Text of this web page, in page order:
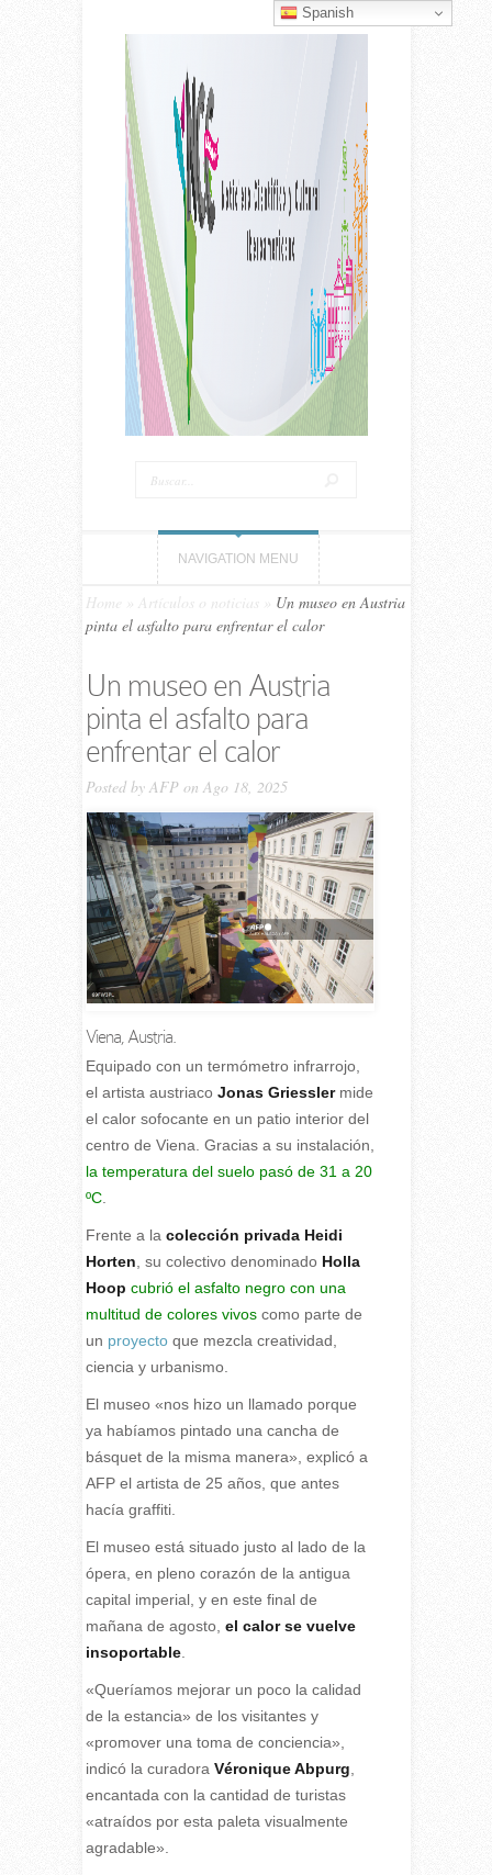
NAVIGATION MENU
Home Artículos o noticias
Un museo en Austria
pinta el asfalto para enfrentar el calor
Un museo en Austria
pinta el asfalto para
enfrentar el calor
Posted by AFPon Ago 18, 2025
Viena, Austria.
Equipado con un termómetro infrarrojo,
el artista austriaco Jonas Griesslermide
el calor sofocante en un patio interior del
centro de Viena. Gracias a su instalación,
la temperatura del suelo pasó de 31 a 20
ºC.
Frente a la colección privada Heidi
Horten , su colectivo denominado Holla
Hoop cubrió el asfalto negro con una
multitud de colores vivoscomo parte de
un proyectoque mezcla creatividad,
ciencia y urbanismo.
El museo «nos hizo un llamado porque
ya habíamos pintado una cancha de
básquet de la misma manera», explicó a
AFP el artista de 25 años, que antes
hacía graffiti.
El museo está situado justo al lado de la
ópera, en pleno corazón de la antigua
capital imperial, y en este final de
mañana de agosto, el calor se vuelve
insoportable.
«Queríamos mejorar un poco la calidad
de la estancia» de los visitantes y
«promover una toma de conciencia»,
indicó la curadora Véronique Abpurg
encantada con la cantidad de turistas
«atraídos por esta paleta visualmente
agradable».
Spanish